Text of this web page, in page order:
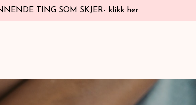
TING SOM SKJER- klikk her